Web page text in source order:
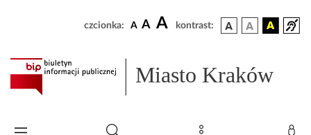
czcionka: A A A kontrast:
Miasto Kraków